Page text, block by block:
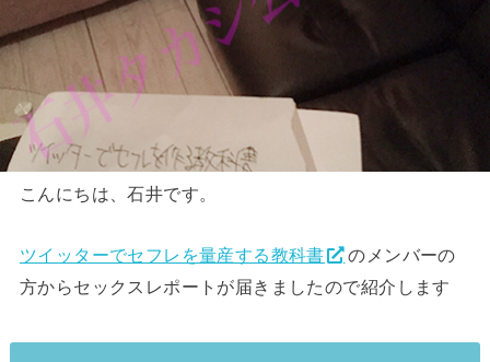
こんにちは、石井です。
ツイッターでセフレを量産する教科書
のメンバーの
方からセックスレポートが届きましたので紹介します